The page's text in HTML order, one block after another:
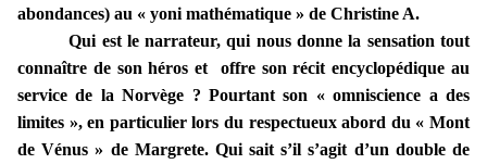
abondances) au « yoni mathématique » de Christine A.
Qui est le narrateur, qui nous donne la sensation tout
connaître de son héros et offre son récit encyclopédique au
service de la Norvège ? Pourtant son « omniscience a des
limites », en particulier lors du respectueux abord du « Mont
de Vénus » de Margrete. Qui sait s’il s’agit d’un double de